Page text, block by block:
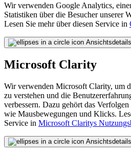
Wir verwenden Google Analytics,
Statistiken über die Besucher unserer
Lesen Sie mehr über diesen Service in
Ansichtsdetails
Microsoft Clarity
Wir verwenden Microsoft Clarity, um
zu verstehen und die
verbessern. Dazu gehört das
wie Mausbewegungen und Klicks.
Service in Microsoft Claritys
Ansichtsdetails